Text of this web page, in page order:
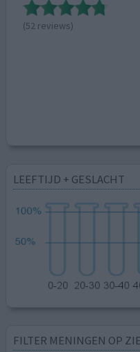
(52 reviews)
LEEFTIJD + GESLACHT
FILTER MENINGEN OP